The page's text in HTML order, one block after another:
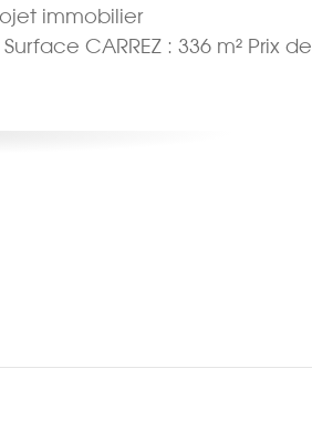
immobilier
CARREZ : 336 m² Prix de